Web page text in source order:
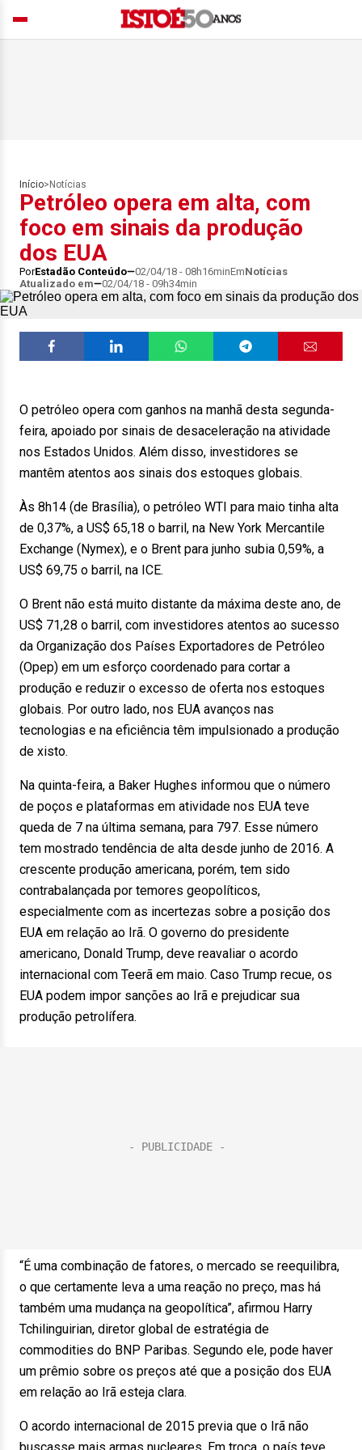
Início> Notícias
Petróleo opera em alta, com
foco em sinais da produção
dos EUA
PorEstadão Conteúdo 02/04/18 - 08h16minEmNotícias
Atualizado em
02/04/18 - 09h34min
O petróleo opera com ganhos na manhã desta segunda-
feira, apoiado por sinais de desaceleração na atividade
nos Estados Unidos. Além disso, investidores se
mantêm atentos aos sinais dos estoques globais.
Às 8h14 (de Brasília), o petróleo WTI para maio tinha alta
de 0,37%, a US$ 65,18 o barril, na New York Mercantile
Exchange (Nymex), e o Brent para junho subia 0,59%, a
US$ 69,75 o barril, na ICE.
O Brent não está muito distante da máxima deste ano, de
US$ 71,28 o barril, com investidores atentos ao sucesso
da Organização dos Países Exportadores de Petróleo
(Opep) em um esforço coordenado para cortar a
produção e reduzir o excesso de oferta nos estoques
globais. Por outro lado, nos EUA avanços nas
tecnologias e na eficiência têm impulsionado a produção
de xisto.
Na quinta-feira, a Baker Hughes informou que o número
de poços e plataformas em atividade nos EUA teve
queda de 7 na última semana, para 797. Esse número
tem mostrado tendência de alta desde junho de 2016. A
crescente produção americana, porém, tem sido
contrabalançada por temores geopolíticos,
especialmente com as incertezas sobre a posição dos
EUA em relação ao Irã. O governo do presidente
americano, Donald Trump, deve reavaliar o acordo
internacional com Teerã em maio. Caso Trump recue, os
EUA podem impor sanções ao Irã e prejudicar sua
produção petrolífera.
“É uma combinação de fatores, o mercado se reequilibra,
o que certamente leva a uma reação no preço, mas há
também uma mudança na geopolítica”, afirmou Harry
Tchilinguirian, diretor global de estratégia de
commodities do BNP Paribas. Segundo ele, pode haver
um prêmio sobre os preços até que a posição dos EUA
em relação ao Irã esteja clara.
O acordo internacional de 2015 previa que o Irã não